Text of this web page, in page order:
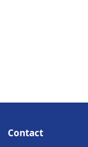
Contact